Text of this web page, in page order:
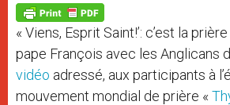
p
p
g
e
r
o
k
« Viens, Esprit Saint!’: c’est la
pape François avec les Anglicans
vidéo adressé, aux participants à
mouvement mondial de prière «